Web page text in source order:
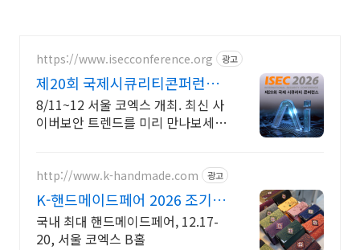
https://www.isecconference.org 광고
제20회 국제시큐리티콘퍼런스
ISEC 2026
8/11~12 서울 코엑스 개최. 최신 사
이버보안 트렌드를 미리 만나보세
http://www.k-handmade.com 광고
K-핸드메이드페어 2026 조기
신청 기간 참가비 할인
국내 최대 핸드메이드페어, 12.17-
20, 서울 코엑스 B홀